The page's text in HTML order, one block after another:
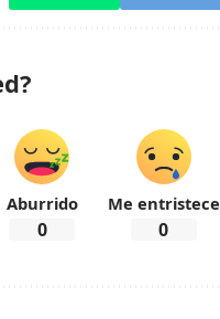
Aburrido
0
Me entristece
0